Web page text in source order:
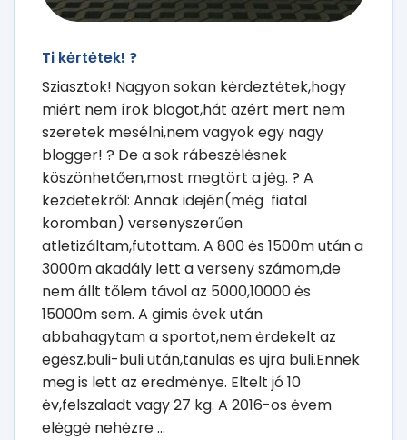
Ti kėrtėtek! ?
Sziasztok! Nagyon sokan kėrdeztėtek,hogy
miért nem írok blogot,hát azért mert nem
szeretek mesélni,nem vagyok egy nagy
blogger! ? De a sok rábeszėlėsnek
köszönhetően,most megtört a jėg. ? A
kezdetekről: Annak idején(mėg fiatal
koromban) versenyszerűen
atletizáltam,futottam. A 800 ės 1500m után a
3000m akadály lett a verseny számom,de
nem állt tőlem távol az 5000,10000 ės
15000m sem. A gimis ėvek után
abbahagytam a sportot,nem ėrdekelt az
egėsz,buli-buli után,tanulas es ujra buli.Ennek
meg is lett az eredmėnye. Eltelt jó 10
ėv,felszaladt vagy 27 kg. A 2016-os ėvem
elėggė nehėzre ...